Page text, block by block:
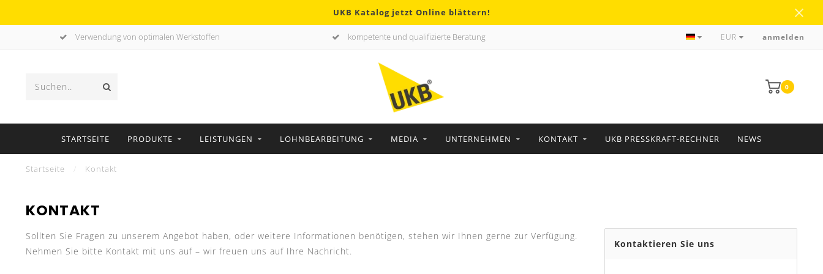
UKB Katalog jetzt Online blättern!
Verwendung von optimalen Werkstoffen kompetente und qualifizierte Beratung zuverlässige Abwicklung und Lieferung
EUR anmelden
0
STARTSEITE PRODUKTE LEISTUNGEN LOHNBEARBEITUNG MEDIA UNTERNEHMEN KONTAKT UKB PRESSKRAFT-RECHNER NEWS
Startseite Kontakt
KONTAKT
Sollten Sie Fragen zu unserem Angebot haben, oder weitere Informationen benötigen, stehen wir Ihnen gerne zur Verfügung.
Nehmen Sie bitte Kontakt mit uns auf – wir freuen uns auf Ihre Nachricht.
Kontaktieren Sie uns